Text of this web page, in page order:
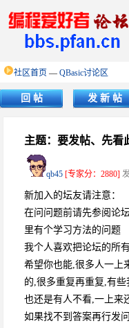
社区首页 — QBasic讨论区
回 帖 发 新 帖
主题：要发帖、先看
qb45 [专家分：2880]
新加入的坛友请注意：
在问问题前请先参阅论
里有个学习方法的问题
我个人喜欢把论坛的所
希望你也能,很多人一上
的,很多重复再重复,有
也还是有人不看,一上来
如果找不到答案再行发